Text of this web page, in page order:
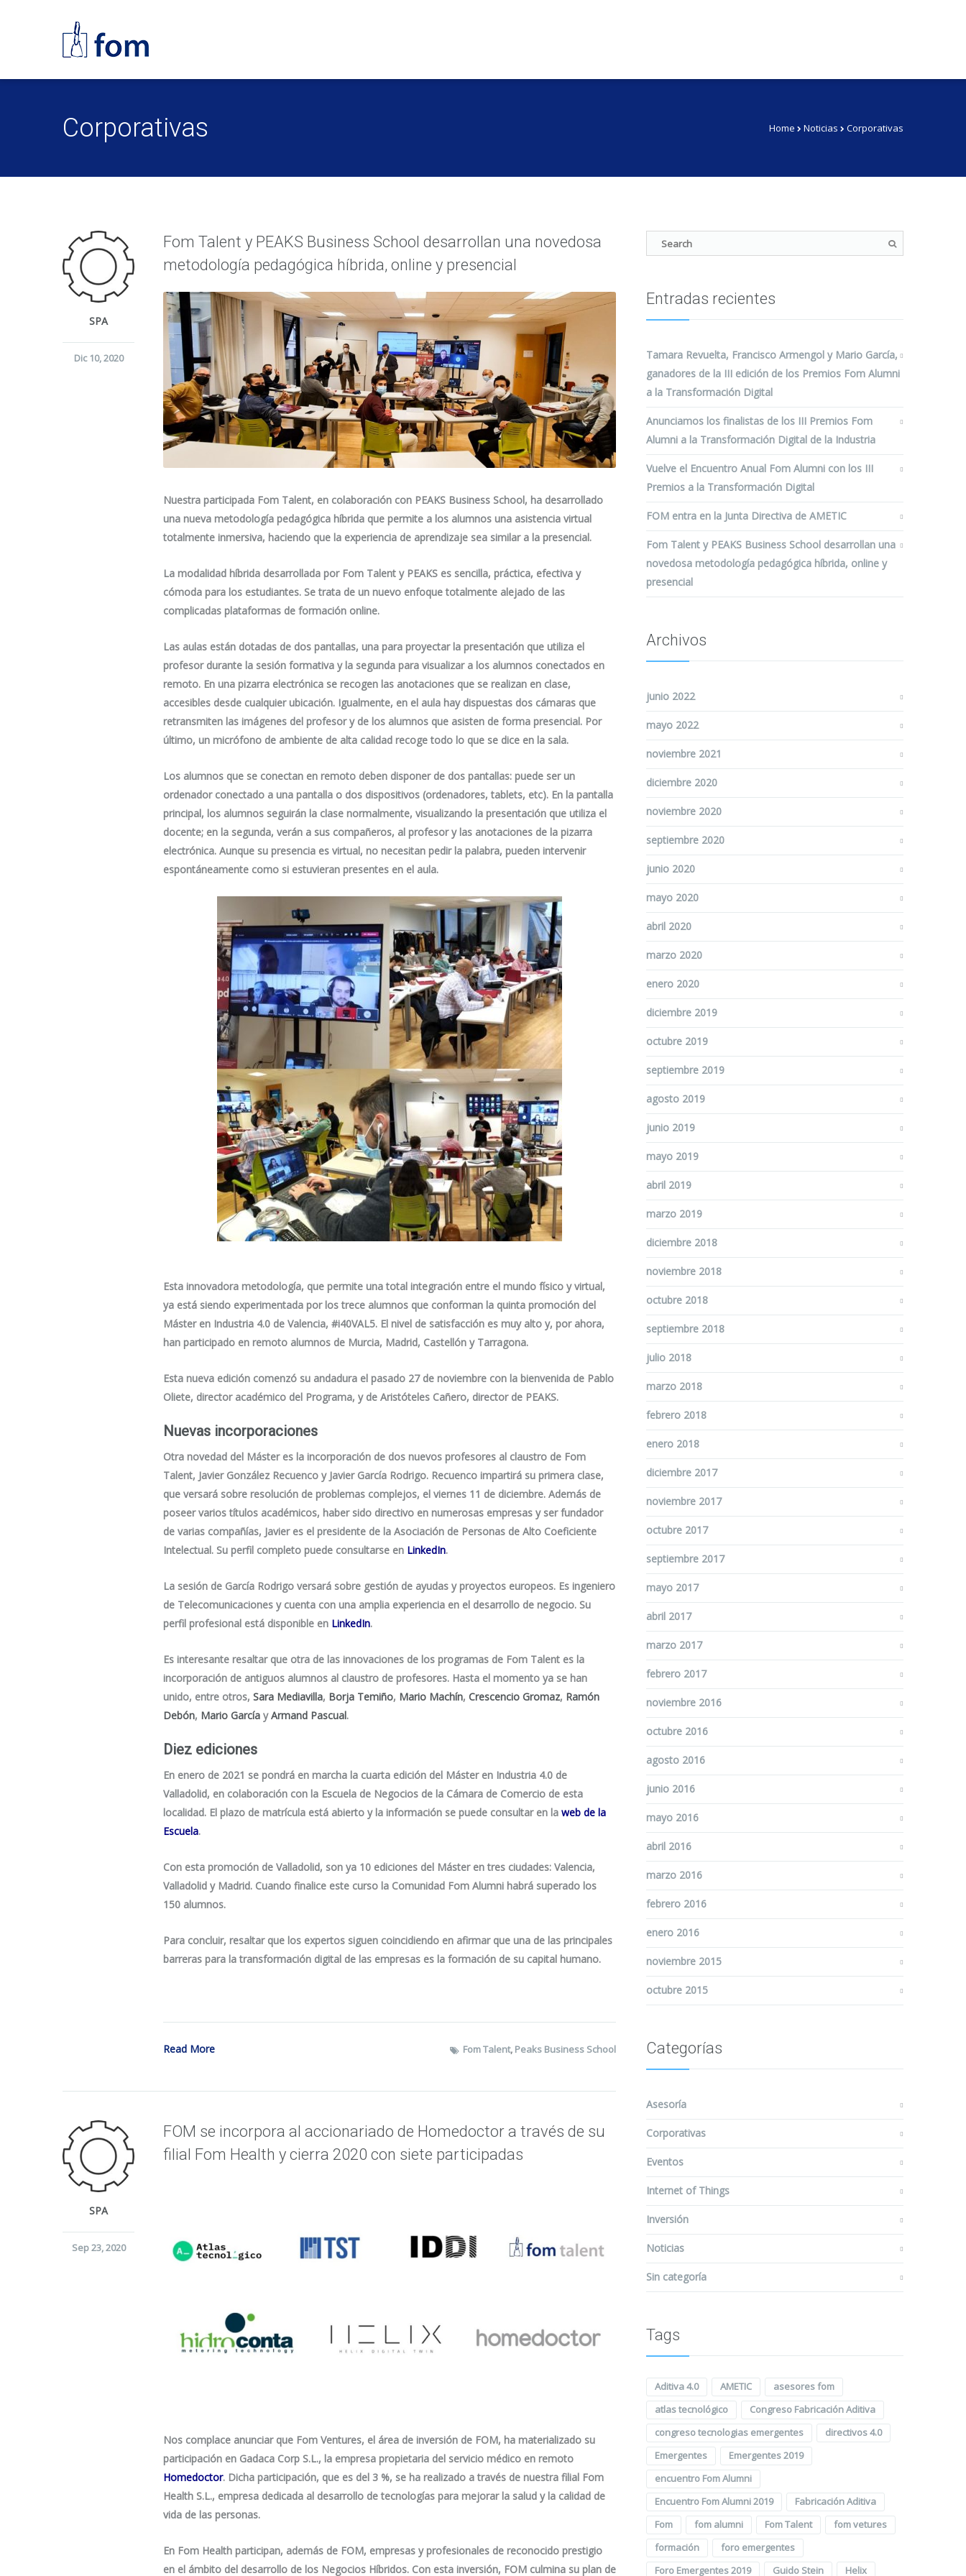
Corporativas Home Noticias Corporativas
SPA
Dic 10, 2020
Fom Talent y PEAKS Business School desarrollan una novedosa
metodología pedagógica híbrida, online y presencial
Nuestra participada Fom Talent, en colaboración con PEAKS Business School, ha desarrollado
una nueva metodología pedagógica híbrida que permite a los alumnos una asistencia virtual
totalmente inmersiva, haciendo que la experiencia de aprendizaje sea similar a la presencial.
La modalidad híbrida desarrollada por Fom Talent y PEAKS es sencilla, práctica, efectiva y
cómoda para los estudiantes. Se trata de un nuevo enfoque totalmente alejado de las
complicadas plataformas de formación online.
Las aulas están dotadas de dos pantallas, una para proyectar la presentación que utiliza el
profesor durante la sesión formativa y la segunda para visualizar a los alumnos conectados en
remoto. En una pizarra electrónica se recogen las anotaciones que se realizan en clase,
accesibles desde cualquier ubicación. Igualmente, en el aula hay dispuestas dos cámaras que
retransmiten las imágenes del profesor y de los alumnos que asisten de forma presencial. Por
último, un micrófono de ambiente de alta calidad recoge todo lo que se dice en la sala.
Los alumnos que se conectan en remoto deben disponer de dos pantallas: puede ser un
ordenador conectado a una pantalla o dos dispositivos (ordenadores, tablets, etc). En la pantalla
principal, los alumnos seguirán la clase normalmente, visualizando la presentación que utiliza el
docente; en la segunda, verán a sus compañeros, al profesor y las anotaciones de la pizarra
electrónica. Aunque su presencia es virtual, no necesitan pedir la palabra, pueden intervenir
espontáneamente como si estuvieran presentes en el aula.
Esta innovadora metodología, que permite una total integración entre el mundo físico y virtual,
ya está siendo experimentada por los trece alumnos que conforman la quinta promoción del
Máster en Industria 4.0 de Valencia, #i40VAL5. El nivel de satisfacción es muy alto y, por ahora,
han participado en remoto alumnos de Murcia, Madrid, Castellón y Tarragona.
Esta nueva edición comenzó su andadura el pasado 27 de noviembre con la bienvenida de Pablo
Oliete, director académico del Programa, y de Aristóteles Cañero, director de PEAKS.
Nuevas incorporaciones
Otra novedad del Máster es la incorporación de dos nuevos profesores al claustro de Fom
Talent, Javier González Recuenco y Javier García Rodrigo. Recuenco impartirá su primera clase,
que versará sobre resolución de problemas complejos, el viernes 11 de diciembre. Además de
poseer varios títulos académicos, haber sido directivo en numerosas empresas y ser fundador
de varias compañías, Javier es el presidente de la Asociación de Personas de Alto Coeficiente
Intelectual. Su perfil completo puede consultarse en LinkedIn.
La sesión de García Rodrigo versará sobre gestión de ayudas y proyectos europeos. Es ingeniero
de Telecomunicaciones y cuenta con una amplia experiencia en el desarrollo de negocio. Su
perfil profesional está disponible en LinkedIn.
Es interesante resaltar que otra de las innovaciones de los programas de Fom Talent es la
incorporación de antiguos alumnos al claustro de profesores. Hasta el momento ya se han
unido, entre otros, Sara Mediavilla, Borja Temiño, Mario Machín, Crescencio Gromaz, Ramón
Debón, Mario García yArmand Pascual.
Diez ediciones
En enero de 2021 se pondrá en marcha la cuarta edición del Máster en Industria 4.0 de
Valladolid, en colaboración con la Escuela de Negocios de la Cámara de Comercio de esta
localidad. El plazo de matrícula está abierto y la información se puede consultar en la web de la
Escuela.
Con esta promoción de Valladolid, son ya 10 ediciones del Máster en tres ciudades: Valencia,
Valladolid y Madrid. Cuando finalice este curso la Comunidad Fom Alumni habrá superado los
150 alumnos.
Para concluir, resaltar que los expertos siguen coincidiendo en afirmar que una de las principales
barreras para la transformación digital de las empresas es la formación de su capital humano.
Read More Fom Talent, Peaks Business School
SPA
Sep 23, 2020
FOM se incorpora al accionariado de Homedoctor a través de su
filial Fom Health y cierra 2020 con siete participadas
Nos complace anunciar que Fom Ventures, el área de inversión de FOM, ha materializado su
participación en Gadaca Corp S.L., la empresa propietaria del servicio médico en remoto
Homedoctor. Dicha participación, que es del 3 %, se ha realizado a través de nuestra filial Fom
Health S.L., empresa dedicada al desarrollo de tecnologías para mejorar la salud y la calidad de
vida de las personas.
En Fom Health participan, además de FOM, empresas y profesionales de reconocido prestigio
en el ámbito del desarrollo de los Negocios Híbridos. Con esta inversión, FOM culmina su plan de
Entradas recientes
Tamara Revuelta, Francisco Armengol y Mario García,
ganadores de la III edición de los Premios Fom Alumni
a la Transformación Digital
Anunciamos los finalistas de los III Premios Fom
Alumni a la Transformación Digital de la Industria
Vuelve el Encuentro Anual Fom Alumni con los III
Premios a la Transformación Digital
FOM entra en la Junta Directiva de AMETIC
Fom Talent y PEAKS Business School desarrollan una
novedosa metodología pedagógica híbrida, online y
presencial
Archivos
junio 2022
mayo 2022
noviembre 2021
diciembre 2020
noviembre 2020
septiembre 2020
junio 2020
mayo 2020
abril 2020
marzo 2020
enero 2020
diciembre 2019
octubre 2019
septiembre 2019
agosto 2019
junio 2019
mayo 2019
abril 2019
marzo 2019
diciembre 2018
noviembre 2018
octubre 2018
septiembre 2018
julio 2018
marzo 2018
febrero 2018
enero 2018
diciembre 2017
noviembre 2017
octubre 2017
septiembre 2017
mayo 2017
abril 2017
marzo 2017
febrero 2017
noviembre 2016
octubre 2016
agosto 2016
junio 2016
mayo 2016
abril 2016
marzo 2016
febrero 2016
enero 2016
noviembre 2015
octubre 2015
Categorías
Asesoría
Corporativas
Eventos
Internet of Things
Inversión
Noticias
Sin categoría
Tags
Aditiva 4.0 AMETIC
asesores fom
atlas tecnológico
Congreso Fabricación Aditiva
congreso tecnologias emergentes
directivos 4.0
Emergentes
Emergentes 2019
encuentro Fom Alumni
Encuentro Fom Alumni 2019
Fabricación Aditiva
Fom
fom alumni Fom Talent
fom vetures
formación
foro emergentes
Foro Emergentes 2019
Guido Stein Helix